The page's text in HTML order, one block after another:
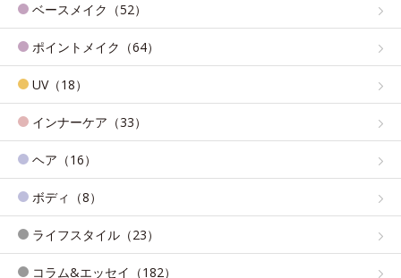
ベースメイク（52）
ポイントメイク（64）
UV（18）
インナーケア（33）
ヘア（16）
ボディ（8）
ライフスタイル（23）
コラム&エッセイ（182）